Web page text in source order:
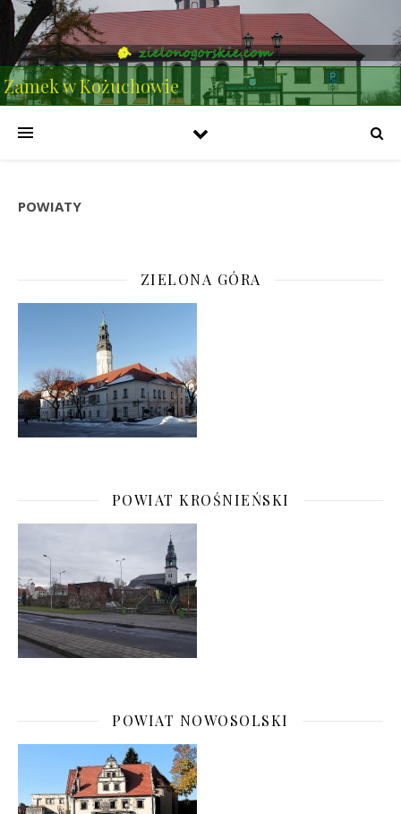
Zamek w Kożuchowie
POWIATY
ZIELONA GÓRA
POWIAT KROŚNIEŃSKI
POWIAT NOWOSOLSKI